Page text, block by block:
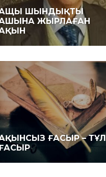
ШЫНДЫҚТЫ
ЖЫРЛАҒАН
ҒАСЫР – ТҰЛ